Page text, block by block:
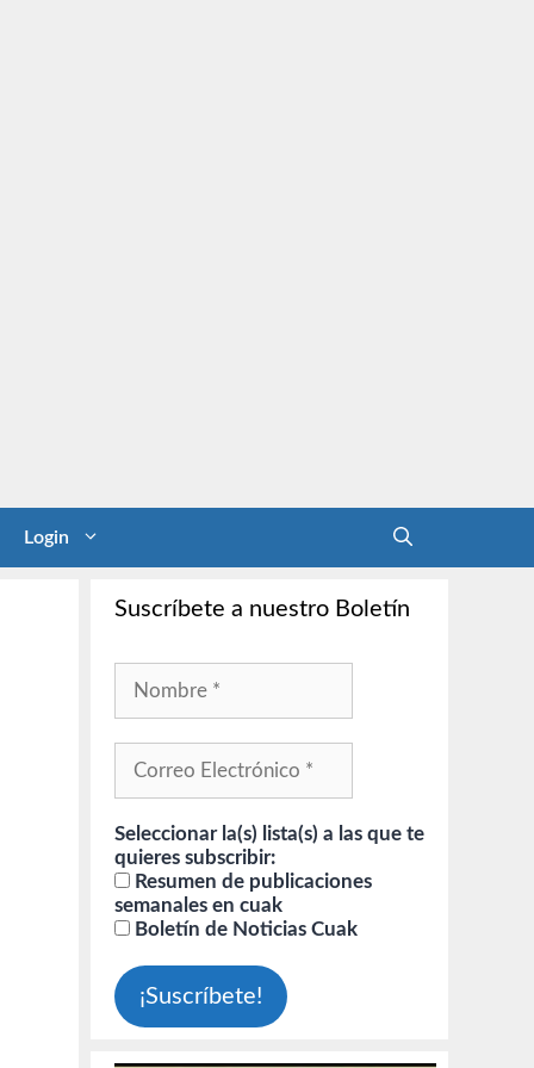
Login
Suscríbete a nuestro Boletín
Seleccionar la(s) lista(s) a las que te
quieres subscribir:
Resumen de publicaciones
semanales en cuak
Boletín de Noticias Cuak